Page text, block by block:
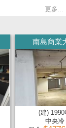
更多...
南島商業
(建) 1990
中央冷